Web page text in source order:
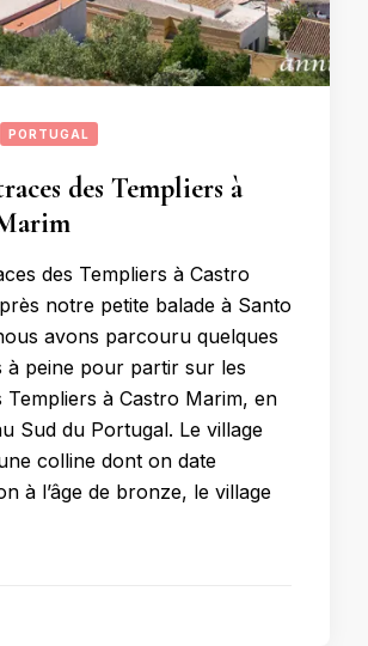
PORTUGAL
des Templiers à
des Templiers à Castro
notre petite balade à Santo
avons parcouru quelques
à peine pour partir sur les
Templiers à Castro Marim, en
Sud du Portugal. Le village
colline dont on date
à l’âge de bronze, le village